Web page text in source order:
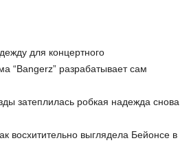
для концертного
“Bangerz” разрабатывает сам
затеплилась робкая надежда снова
восхитительно выглядела Бейонсе в